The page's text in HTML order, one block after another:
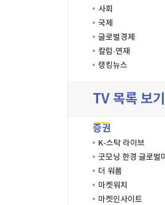
사회
국제
글로벌경제
칼럼·연재
랭킹뉴스
TV 목록 보기
증권
K-스탁 라이브
굿모닝 한경 글로벌
더 워룸
마켓워치
마켓인사이트